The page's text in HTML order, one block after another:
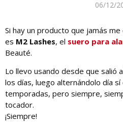
06/12/
Si hay un producto que jamás
es M2 Lashes, el suero para
Beauté.
Lo llevo usando desde que salió
los días, luego alternándolo día
temporadas, pero siempre,
tocador.
¡Siempre!